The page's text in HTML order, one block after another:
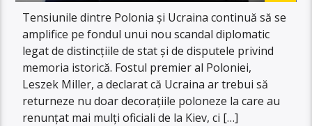
Tensiunile dintre Polonia și Ucraina continuă să se
amplifice pe fondul unui nou scandal diplomatic
legat de distincțiile de stat și de disputele privind
memoria istorică. Fostul premier al Poloniei,
Leszek Miller, a declarat că Ucraina ar trebui să
returneze nu doar decorațiile poloneze la care au
renunțat mai mulți oficiali de la Kiev, ci […]